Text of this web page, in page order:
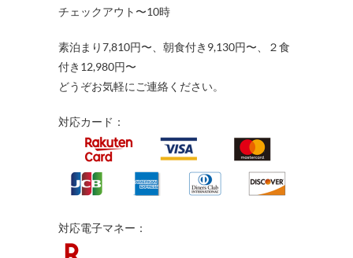
チェックアウト〜10時
素泊まり7,810円〜、朝食付き9,130円〜、２食
付き12,980円〜
どうぞお気軽にご連絡ください。
対応カード：
対応電子マネー：